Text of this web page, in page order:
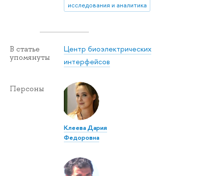
исследования и аналитика
В статье
упомянуты
Центр биоэлектрических
интерфейсов
Персоны
Клеева Дария
Федоровна